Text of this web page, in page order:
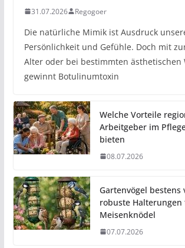
31.07.2026 Regogoer
Die natürliche Mimik ist Ausdruck
Persönlichkeit und Gefühle. Doch mit
Alter oder bei bestimmten ästhetischen
gewinnt Botulinumtoxin
Welche Vorteile
Arbeitgeber im
bieten
08.07.2026
Gartenvögel bestens
robuste Halterungen
Meisenknödel
07.07.2026